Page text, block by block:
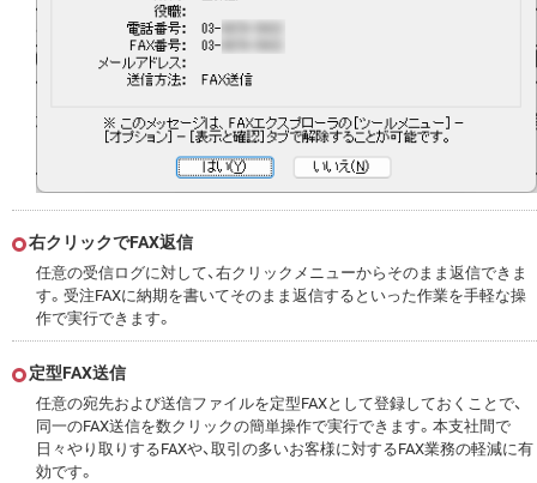
右クリックでFAX返信
任意の受信ログに対して、右クリックメニューからそのまま返信できま
す。受注FAXに納期を書いてそのまま返信するといった作業を手軽な操
作で実行できます。
定型FAX送信
任意の宛先および送信ファイルを定型FAXとして登録しておくことで、
同一のFAX送信を数クリックの簡単操作で実行できます。本支社間で
日々やり取りするFAXや、取引の多いお客様に対するFAX業務の軽減に有
効です。